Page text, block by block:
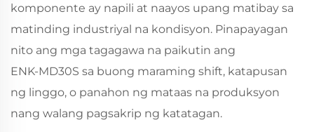
komponente ay napili at naayos upang matibay sa
matinding industriyal na kondisyon. Pinapayagan
nito ang mga tagagawa na paikutin ang
ENK‑MD30S sa buong maraming shift, katapusan
ng linggo, o panahon ng mataas na produksyon
nang walang pagsakrip ng katatagan.